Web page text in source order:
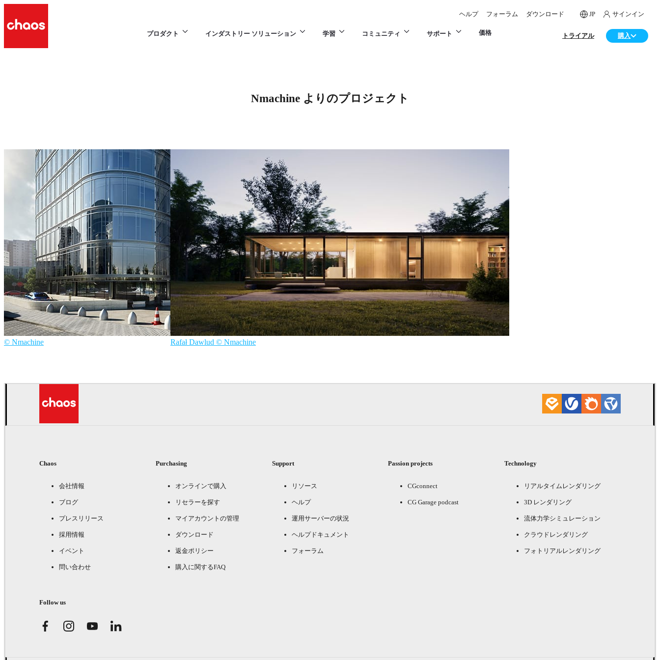
ヘルプ フォーラム ダウンロード JP サインイン
プロダクト インダストリー ソリューション 学習 コミュニティ サポート 価格 トライアル 購入
Nmachine よりのプロジェクト
© Nmachine Rafał Dawlud © Nmachine
Chaos
会社情報
ブログ
プレスリリース
採用情報
イベント
問い合わせ
Purchasing
オンラインで購入
リセラーを探す
マイアカウントの管理
ダウンロード
返金ポリシー
購入に関するFAQ
Support
リソース
ヘルプ
運用サーバーの状況
ヘルプドキュメント
フォーラム
Passion projects
CGconnect
CG Garage podcast
Technology
リアルタイムレンダリング
3D レンダリング
流体力学シミュレーション
クラウドレンダリング
フォトリアルレンダリング
Follow us